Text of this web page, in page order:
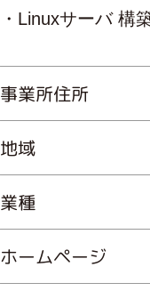
・Linuxサーバ 構
事業所住所
地域
業種
ホームページ